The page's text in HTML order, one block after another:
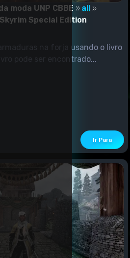
moda UNP CBBE
all
Skyrim Special Edition
na forja usando o livro
pode ser encontrado...
Ir Para